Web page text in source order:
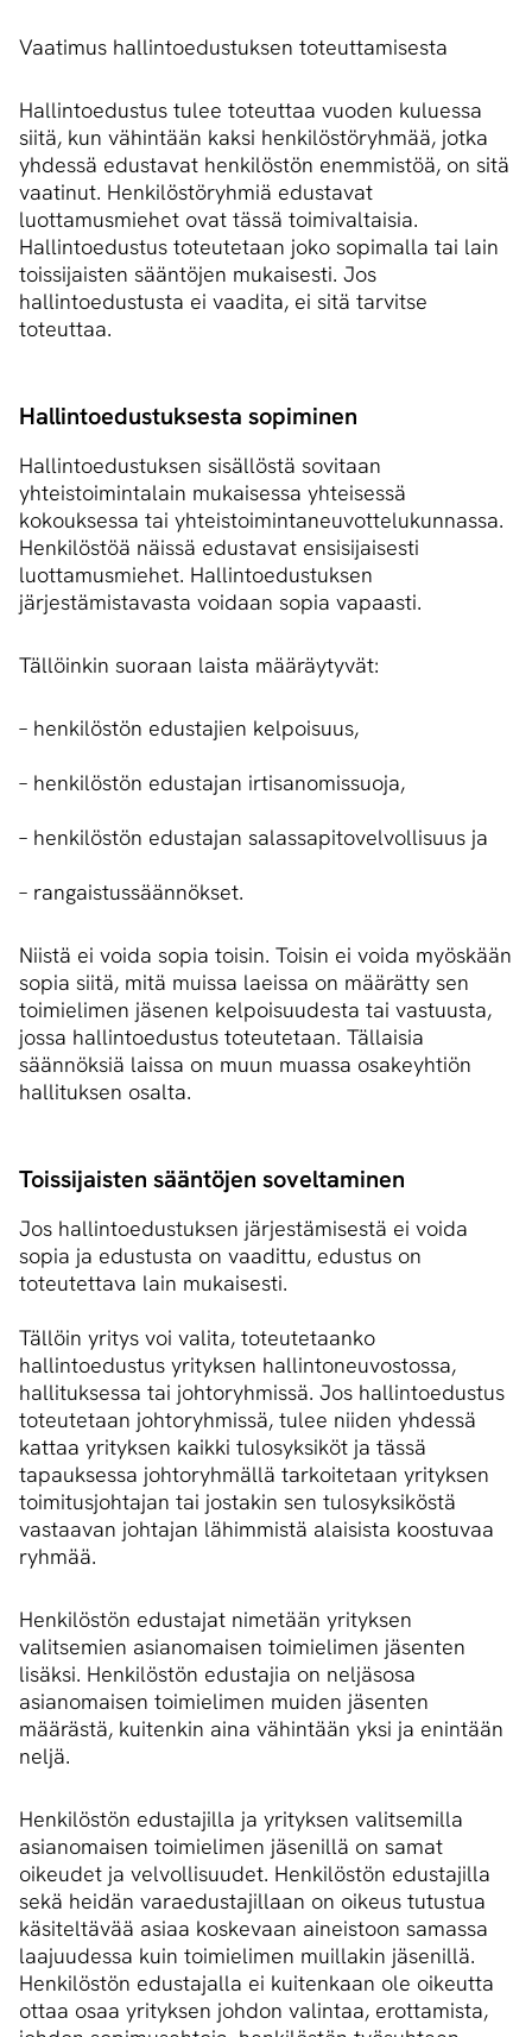
Vaatimus hallintoedustuksen toteuttamisesta
Hallintoedustus tulee toteuttaa vuoden kuluessa
siitä, kun vähintään kaksi henkilöstöryhmää, jotka
yhdessä edustavat henkilöstön enemmistöä, on sitä
vaatinut. Henkilöstöryhmiä edustavat
luottamusmiehet ovat tässä toimivaltaisia.
Hallintoedustus toteutetaan joko sopimalla tai lain
toissijaisten sääntöjen mukaisesti. Jos
hallintoedustusta ei vaadita, ei sitä tarvitse
toteuttaa.
Hal­lin­toe­dus­tuk­ses­ta sopiminen
Hallintoedustuksen sisällöstä sovitaan
yhteistoimintalain mukaisessa yhteisessä
kokouksessa tai yhteistoimintaneuvottelukunnassa.
Henkilöstöä näissä edustavat ensisijaisesti
luottamusmiehet. Hallintoedustuksen
järjestämistavasta voidaan sopia vapaasti.
Tällöinkin suoraan laista määräytyvät:
– henkilöstön edustajien kelpoisuus,
– henkilöstön edustajan irtisanomissuoja,
– henkilöstön edustajan salassapitovelvollisuus ja
– rangaistussäännökset.
Niistä ei voida sopia toisin. Toisin ei voida myöskään
sopia siitä, mitä muissa laeissa on määrätty sen
toimielimen jäsenen kelpoisuudesta tai vastuusta,
jossa hallintoedustus toteutetaan. Tällaisia
säännöksiä laissa on muun muassa osakeyhtiön
hallituksen osalta.
Toissijaisten sääntöjen soveltaminen
Jos hallintoedustuksen järjestämisestä ei voida
sopia ja edustusta on vaadittu, edustus on
toteutettava lain mukaisesti.
Tällöin yritys voi valita, toteutetaanko
hallintoedustus yrityksen hallintoneuvostossa,
hallituksessa tai johtoryhmissä. Jos hallintoedustus
toteutetaan johtoryhmissä, tulee niiden yhdessä
kattaa yrityksen kaikki tulosyksiköt ja tässä
tapauksessa johtoryhmällä tarkoitetaan yrityksen
toimitusjohtajan tai jostakin sen tulosyksiköstä
vastaavan johtajan lähimmistä alaisista koostuvaa
ryhmää.
Henkilöstön edustajat nimetään yrityksen
valitsemien asianomaisen toimielimen jäsenten
lisäksi. Henkilöstön edustajia on neljäsosa
asianomaisen toimielimen muiden jäsenten
määrästä, kuitenkin aina vähintään yksi ja enintään
neljä.
Henkilöstön edustajilla ja yrityksen valitsemilla
asianomaisen toimielimen jäsenillä on samat
oikeudet ja velvollisuudet. Henkilöstön edustajilla
sekä heidän varaedustajillaan on oikeus tutustua
käsiteltävää asiaa koskevaan aineistoon samassa
laajuudessa kuin toimielimen muillakin jäsenillä.
Henkilöstön edustajalla ei kuitenkaan ole oikeutta
ottaa osaa yrityksen johdon valintaa, erottamista,